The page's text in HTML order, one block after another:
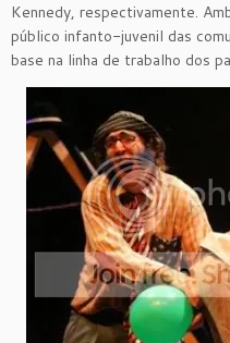
Kennedy, respectivamente.
público infanto-juvenil das
base na linha de trabalho dos